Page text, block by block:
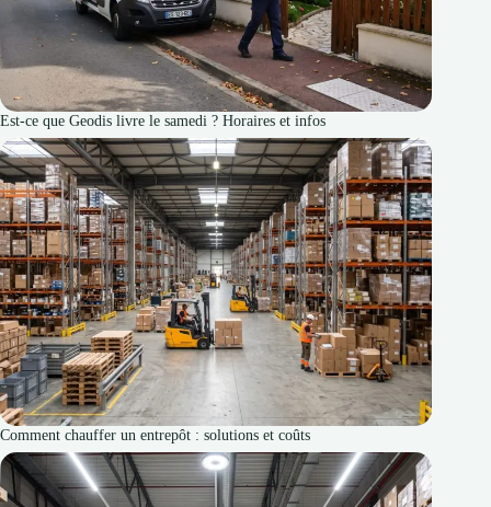
Est-ce que Geodis livre le samedi ? Horaires et infos
Comment chauffer un entrepôt : solutions et coûts